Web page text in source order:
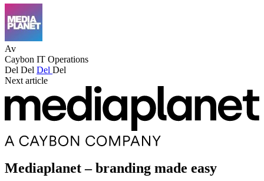
Av
Caybon IT Operations
Del Del Del Del
Next article
Mediaplanet – branding made easy